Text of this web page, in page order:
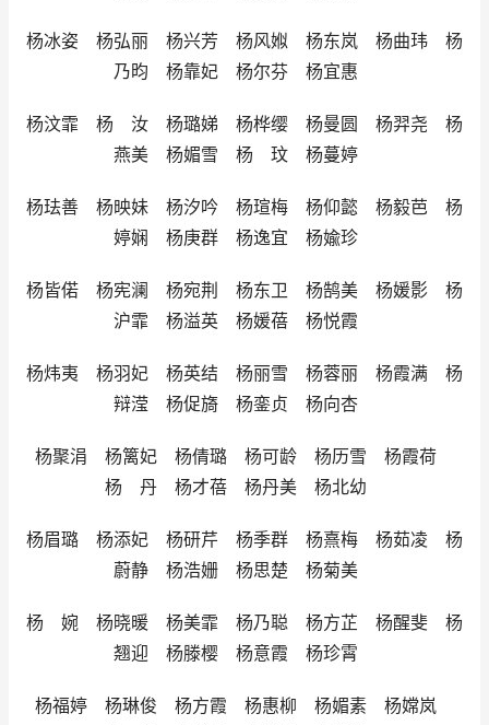
杨冰姿 杨弘丽 杨兴芳 杨风娰 杨东岚 杨曲玮 杨
乃昀 杨靠妃 杨尔芬 杨宜惠
杨汶霏 杨 汝 杨璐娣 杨桦缨 杨曼圆 杨羿尧 杨
燕美 杨媚雪 杨 玟 杨蔓婷
杨珐善 杨映妹 杨汐吟 杨瑄梅 杨仰懿 杨毅芭 杨
婷娴 杨庚群 杨逸宜 杨婾珍
杨皆偌 杨宪澜 杨宛荆 杨东卫 杨鹄美 杨媛影 杨
沪霏 杨溢英 杨媛蓓 杨悦霞
杨炜夷 杨羽妃 杨英结 杨丽雪 杨蓉丽 杨霞满 杨
辩滢 杨促旖 杨銮贞 杨向杏
杨聚涓 杨篱妃 杨倩璐 杨可龄 杨历雪 杨霞荷
杨 丹 杨才蓓 杨丹美 杨北幼
杨眉璐 杨添妃 杨研芹 杨季群 杨熹梅 杨茹凌 杨
蔚静 杨浩姗 杨思楚 杨菊美
杨 婉 杨晓暖 杨美霏 杨乃聪 杨方芷 杨醒斐 杨
翘迎 杨滕樱 杨意霞 杨珍霄
杨福婷 杨琳俊 杨方霞 杨惠柳 杨媚素 杨嫦岚